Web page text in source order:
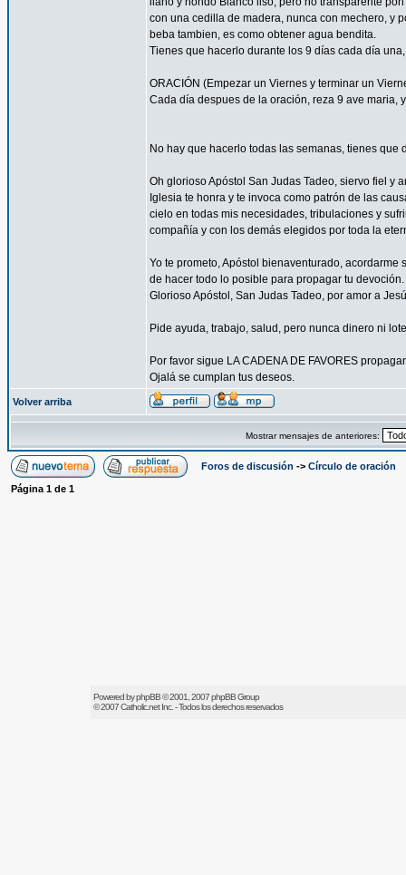
con una cedilla de madera, nunca con mechero, y
beba tambien, es como obtener agua bendita.
Tienes que hacerlo durante los 9 días cada día
ORACIÓN (Empezar un Viernes y terminar un
Cada día despues de la oración, reza 9 ave maria,
No hay que hacerlo todas las semanas, tienes
Oh glorioso Apóstol San Judas Tadeo, siervo fiel y
Iglesia te honra y te invoca como patrón de las
cielo en todas mis necesidades, tribulaciones y
compañía y con los demás elegidos por toda la
Yo te prometo, Apóstol bienaventurado,
de hacer todo lo posible para propagar tu devoción.
Glorioso Apóstol, San Judas Tadeo, por amor a
Pide ayuda, trabajo, salud, pero nunca dinero ni
Por favor sigue LA CADENA DE FAVORES
Ojalá se cumplan tus deseos.
Volver arriba
Mostrar mensajes de anteriores:
Foros de discusión -> Círculo de oración
Página 1 de 1
Powered byphpBB© 2001, 2007 phpBB Group
© 2007Catholic.netInc. - Todos los derechos reservados